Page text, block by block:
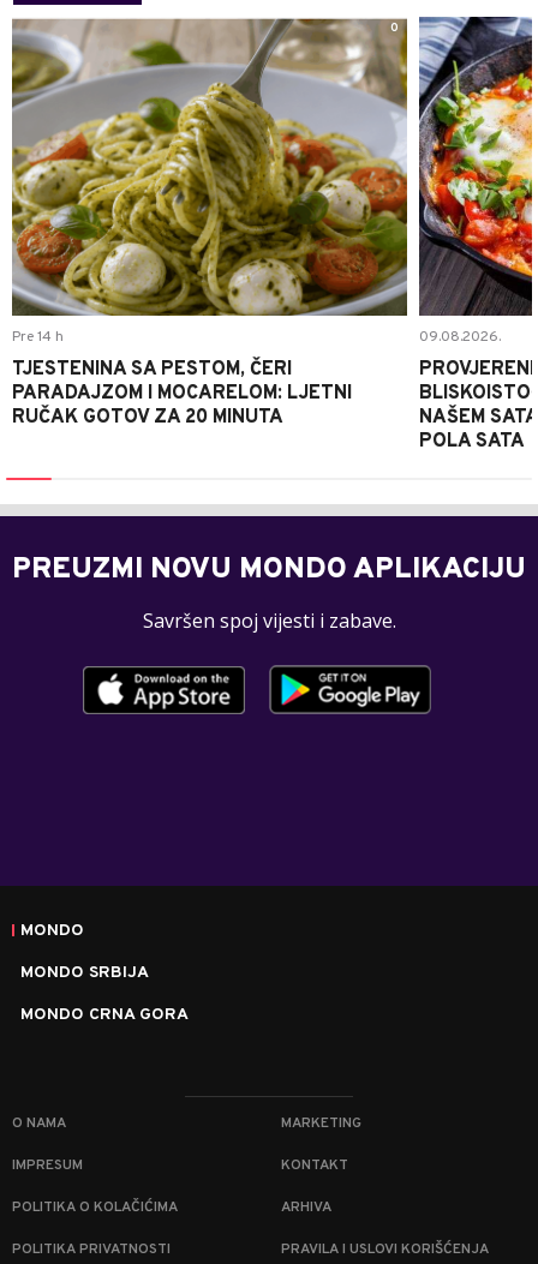
0
Pre 14 h
TJESTENINA SA PESTOM, ČERI
PARADAJZOM I MOCARELOM: LJETNI
RUČAK GOTOV ZA 20 MINUTA
09.08.2026.
NAŠEM
POLA SATA
PREUZMI NOVU MONDO APLIKACIJU
Savršen spoj vijesti i zabave.
MONDO
MONDO SRBIJA
MONDO CRNA GORA
O NAMA MARKETING
IMPRESUM KONTAKT
POLITIKA O KOLAČIĆIMA ARHIVA
POLITIKA PRIVATNOSTI PRAVILA I USLOVI KORIŠĆENJA